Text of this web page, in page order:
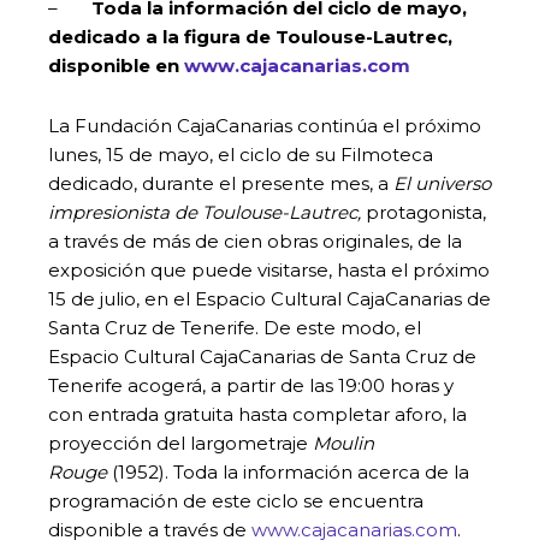
– Toda la información del ciclo de mayo,
dedicado a la figura de Toulouse-Lautrec,
disponible en www.cajacanarias.com
La Fundación CajaCanarias continúa el próximo
lunes, 15 de mayo, el ciclo de su Filmoteca
dedicado, durante el presente mes, a El universo
impresionista de Toulouse-Lautrec, protagonista,
a través de más de cien obras originales, de la
exposición que puede visitarse, hasta el próximo
15 de julio, en el Espacio Cultural CajaCanarias de
Santa Cruz de Tenerife. De este modo, el
Espacio Cultural CajaCanarias de Santa Cruz de
Tenerife acogerá, a partir de las 19:00 horas y
con entrada gratuita hasta completar aforo, la
proyección del largometraje Moulin
Rouge (1952). Toda la información acerca de la
programación de este ciclo se encuentra
disponible a través de www.cajacanarias.com.